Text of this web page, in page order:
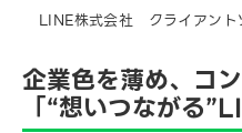
LINE株式会社 クライアント
企業色を薄め、コ
「“想いつながる